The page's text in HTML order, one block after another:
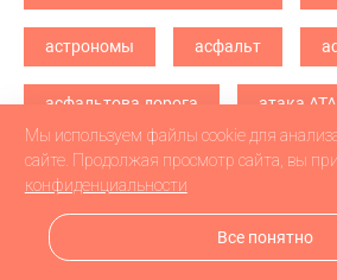
астрономы асфальт
асфальтова дорога атака
атака БПЛА атака дронв
атака дронов БПЛА атака
Мы используем файлы cookie для
сайте. Продолжая просмотр сайта, вы
конфиденциальности
Все понятно